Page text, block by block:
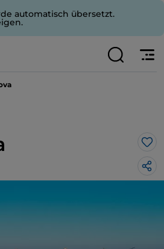
automatisch übersetzt.